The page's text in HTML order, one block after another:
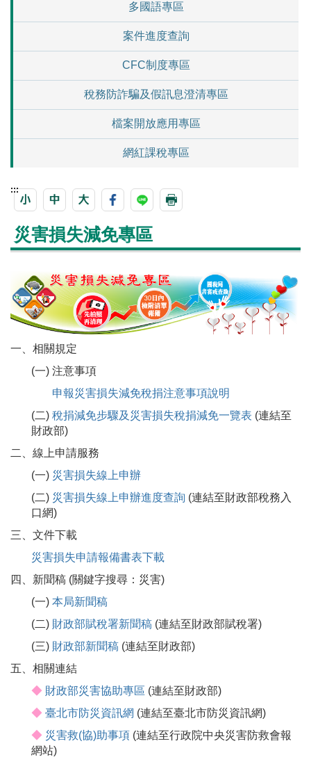
多國語專區
案件進度查詢
CFC制度專區
稅務防詐騙及假訊息澄清專區
檔案開放應用專區
網紅課稅專區
:::
災害損失減免專區
一、相關規定
(一) 注意事項
申報災害損失減免稅捐注意事項說明
(二) 稅捐減免步驟及災害損失稅捐減免一覽表 (連結至
財政部)
二、線上申請服務
(一) 災害損失線上申辦
(二) 災害損失線上申辦進度查詢 (連結至財政部稅務入
口網)
三、文件下載
災害損失申請報備書表下載
四、新聞稿 (關鍵字搜尋：災害)
(一) 本局新聞稿
(二) 財政部賦稅署新聞稿 (連結至財政部賦稅署)
(三) 財政部新聞稿 (連結至財政部)
五、相關連結
◆ 財政部災害協助專區 (連結至財政部)
◆ 臺北市防災資訊網 (連結至臺北市防災資訊網)
◆ 災害救(協)助事項 (連結至行政院中央災害防救會報
網站)